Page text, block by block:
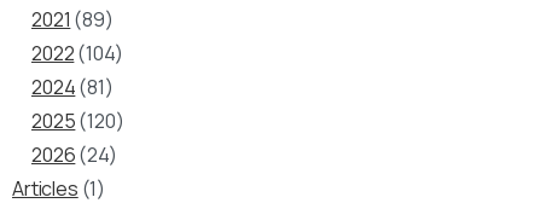
2021 (89)
2022(104)
2024(81)
2025(120)
2026(24)
Articles (1)